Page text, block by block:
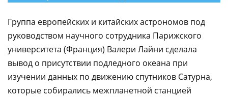
Группа европейских и китайских астрономов под
руководством научного сотрудника Парижского
университета (Франция) Валери Лайни сделала
вывод о присутствии подледного океана при
изучении данных по движению спутников Сатурна,
которые собирались межпланетной станцией